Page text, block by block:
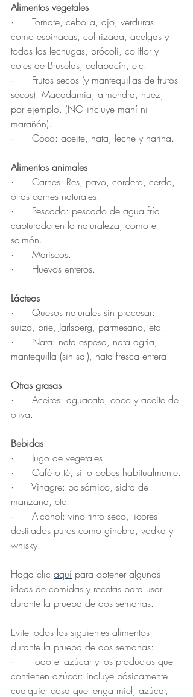
Alimentos vegetales
·      Tomate, cebolla, ajo, verduras
como espinacas, col rizada, acelgas y
todas las lechugas, brócoli, coliflor y
coles de Bruselas, calabacín, etc.
·      Frutos secos (y mantequillas de frutos
secos): Macadamia, almendra, nuez,
por ejemplo. (NO incluye maní ni
marañón).
·      Coco: aceite, nata, leche y harina.
Alimentos animales
·      Carnes: Res, pavo, cordero, cerdo,
otras carnes naturales.
·      Pescado: pescado de agua fría
capturado en la naturaleza, como el
salmón.
·      Mariscos.
·      Huevos enteros.
Lácteos
·      Quesos naturales sin procesar:
suizo, brie, Jarlsberg, parmesano, etc.
·      Nata: nata espesa, nata agria,
mantequilla (sin sal), nata fresca entera.
Otras grasas
·      Aceites: aguacate, coco y aceite de
oliva.
Bebidas
·      Jugo de vegetales.
·      Café o té, si lo bebes habitualmente.
·      Vinagre: balsámico, sidra de
manzana, etc.
·      Alcohol: vino tinto seco, licores
destilados puros como ginebra, vodka y
whisky.
Haga clic aquí para obtener algunas
ideas de comidas y recetas para usar
durante la prueba de dos semanas.
Evite todos los siguientes alimentos
durante la prueba de dos semanas:
·      Todo el azúcar y los productos que
contienen azúcar: incluye básicamente
cualquier cosa que tenga miel, azúcar,